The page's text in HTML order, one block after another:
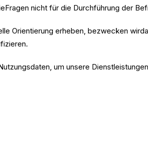
nicht für die Durchführung der
Orientierung erheben, bezwecken
um unsere